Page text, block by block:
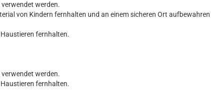
verwendet werden.
von Kindern fernhalten und an einem sicheren Ort aufbewahren
Haustieren fernhalten.
verwendet werden.
Haustieren fernhalten.